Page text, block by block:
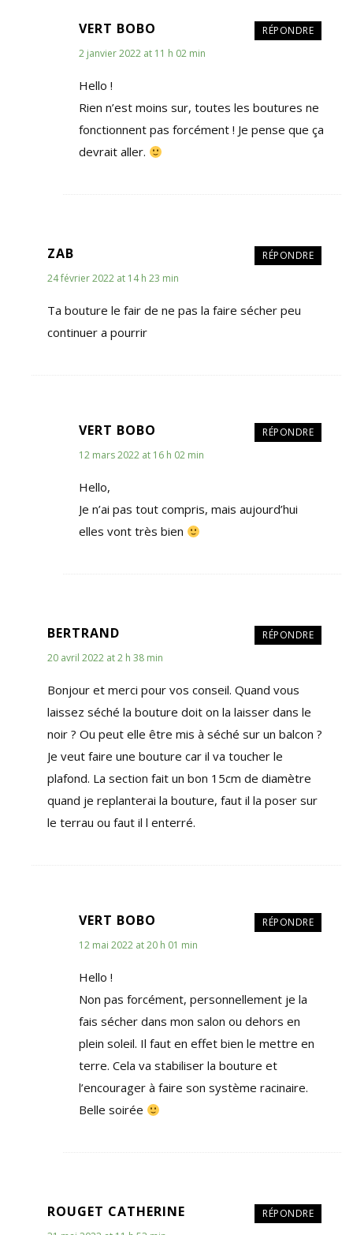
RÉPONDRE
VERT BOBO
2 janvier 2022 at 11 h 02 min
Hello !
Rien n’est moins sur, toutes les boutures ne
fonctionnent pas forcément ! Je pense que ça
devrait aller.
RÉPONDRE
ZAB
24 février 2022 at 14 h 23 min
Ta bouture le fair de ne pas la faire sécher peu
continuer a pourrir
RÉPONDRE
VERT BOBO
12 mars 2022 at 16 h 02 min
Hello,
Je n’ai pas tout compris, mais aujourd’hui
elles vont très bien
RÉPONDRE
BERTRAND
20 avril 2022 at 2 h 38 min
Bonjour et merci pour vos conseil. Quand vous
laissez séché la bouture doit on la laisser dans le
noir ? Ou peut elle être mis à séché sur un balcon ?
Je veut faire une bouture car il va toucher le
plafond. La section fait un bon 15cm de diamètre
quand je replanterai la bouture, faut il la poser sur
le terrau ou faut il l enterré.
RÉPONDRE
VERT BOBO
12 mai 2022 at 20 h 01 min
Hello !
Non pas forcément, personnellement je la
fais sécher dans mon salon ou dehors en
plein soleil. Il faut en effet bien le mettre en
terre. Cela va stabiliser la bouture et
l’encourager à faire son système racinaire.
Belle soirée
RÉPONDRE
ROUGET CATHERINE